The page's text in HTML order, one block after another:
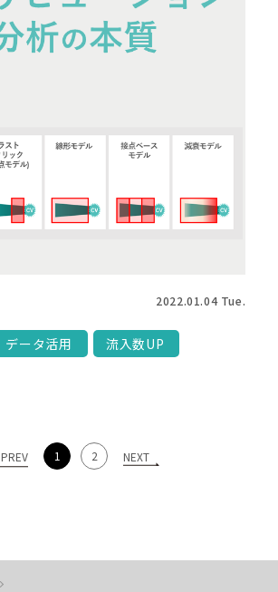
2022.01.04 Tue.
データ活用 流入数UP
PREV 1 2 NEXT